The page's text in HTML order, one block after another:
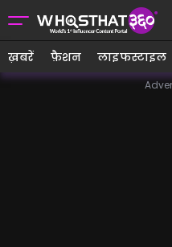
ख़बरें फ़ैशन लाइफस्टाइल